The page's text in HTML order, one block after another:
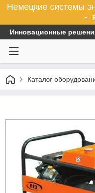
Немецкие системы
-
Инновационные
Каталог